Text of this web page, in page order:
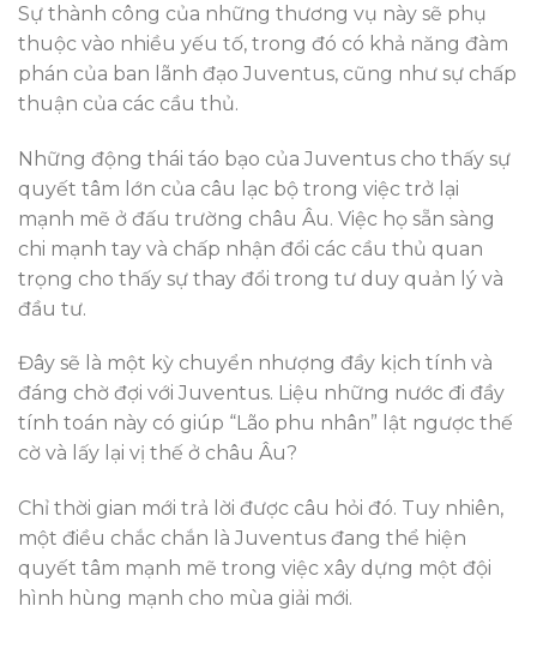
Sự thành công của những thương vụ này sẽ phụ
thuộc vào nhiều yếu tố, trong đó có khả năng đàm
phán của ban lãnh đạo Juventus, cũng như sự chấp
thuận của các cầu thủ.
Những động thái táo bạo của Juventus cho thấy sự
quyết tâm lớn của câu lạc bộ trong việc trở lại
mạnh mẽ ở đấu trường châu Âu. Việc họ sẵn sàng
chi mạnh tay và chấp nhận đổi các cầu thủ quan
trọng cho thấy sự thay đổi trong tư duy quản lý và
đầu tư.
Đây sẽ là một kỳ chuyển nhượng đầy kịch tính và
đáng chờ đợi với Juventus. Liệu những nước đi đầy
tính toán này có giúp “Lão phu nhân” lật ngược thế
cờ và lấy lại vị thế ở châu Âu?
Chỉ thời gian mới trả lời được câu hỏi đó. Tuy nhiên,
một điều chắc chắn là Juventus đang thể hiện
quyết tâm mạnh mẽ trong việc xây dựng một đội
hình hùng mạnh cho mùa giải mới.